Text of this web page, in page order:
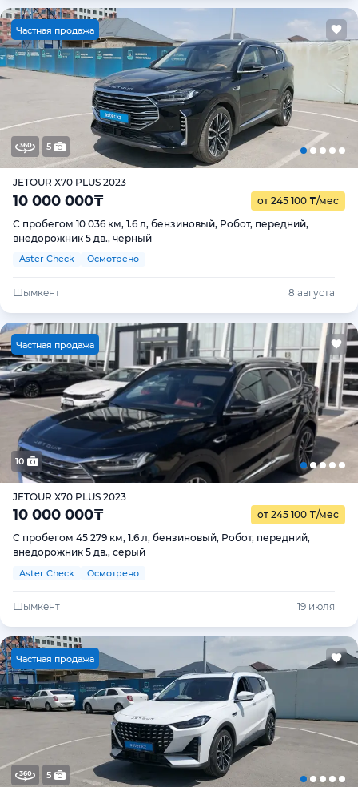
Частная продажа
5
JETOUR X70 PLUS 2023
10 000 000₸ от 245 100 ₸/мес
С пробегом 10 036 км, 1.6 л, бензиновый, Робот, передний,
внедорожник 5 дв., черный
Aster Check Осмотрено
Шымкент 8 августа
Частная продажа
10
JETOUR X70 PLUS 2023
10 000 000₸ от 245 100 ₸/мес
С пробегом 45 279 км, 1.6 л, бензиновый, Робот, передний,
внедорожник 5 дв., серый
Aster Check Осмотрено
Шымкент 19 июля
Частная продажа
5